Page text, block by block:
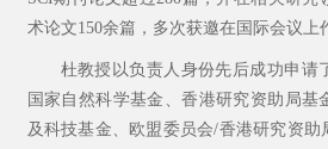
术论文150余篇，多次获邀在国际会议上
杜教授以负责人身份先后成功申请
国家自然科学基金、香港研究资助局基
及科技基金、欧盟委员会/香港研究资助